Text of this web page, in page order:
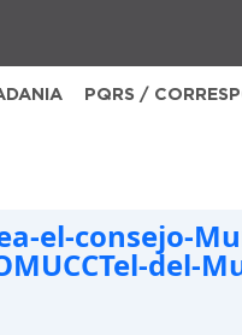
PQRS /
el-consejo-
del-